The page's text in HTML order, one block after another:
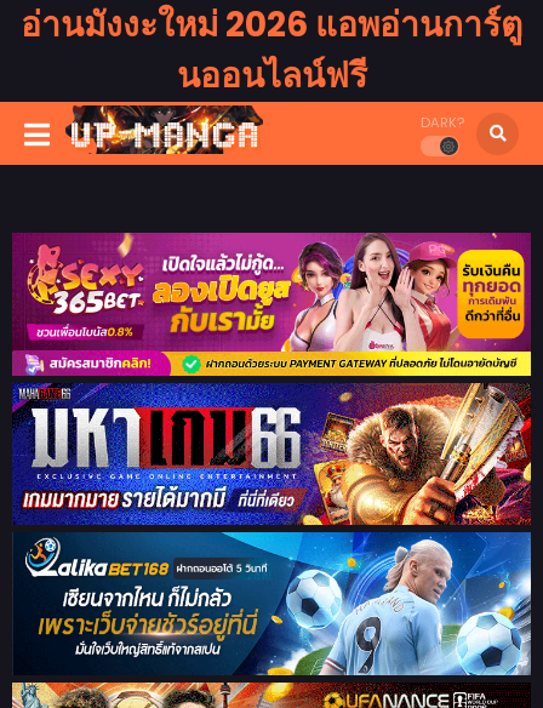
อ่านมังงะใหม่ 2026 แอพอ่านการ์ตู
นออนไลน์ฟรี
DARK?